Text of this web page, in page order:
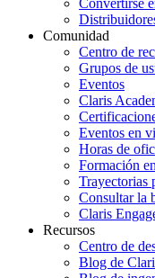
Comunidad
Centro de
Grupos de
Eventos
Claris
Eventos en
Horas de
Formación
Trayectorias
Consultar la
Claris
Recursos
Centro de
Blog de